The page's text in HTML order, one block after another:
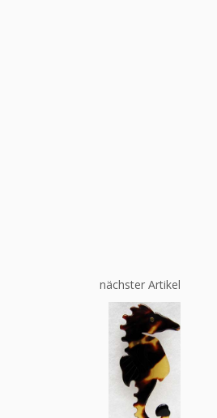
nächster Artikel